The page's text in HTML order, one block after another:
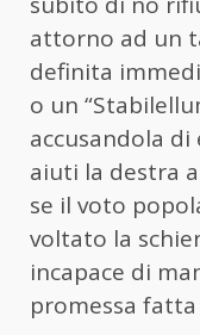
attorno ad un
definita
o un
accusandola di
aiuti la destra
se il voto
voltato la
incapace di
promessa